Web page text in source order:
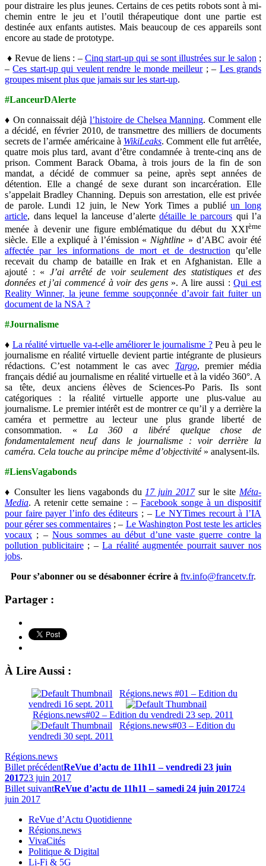
pour distraire les plus jeunes. Certains de ces petits robots sont à mi-
chemin entre le jeu et l’outil thérapeutique dont une partie est
destinée aux enfants autistes. Mais beaucoup de ces appareils sont
encore au stade de prototype.
♦ Revue de liens : – Cinq start-up qui se sont illustrées sur le salon ;
–Ces start-up qui veulent rendre le monde meilleur; – Les grands
groupes misent plus que jamais sur les start-up.
#LanceurDAlerte
♦ On connaissait déjà l’histoire de Chelsea Manning. Comment elle
a décidé, en février 2010, de transmettre des milliers de documents
secrets de l’armée américaine à WikiLeaks. Comment elle fut arrêtée,
quatre mois plus tard, avant d’être condamnée à trente-cinq ans de
prison. Comment Barack Obama, à trois jours de la fin de son
mandat, a décidé de commuer sa peine, après sept années de
détention. Elle a changé de sexe durant son incarcération. Elle
s’appelait Bradley Channing. Depuis son arrestation, elle est privée
de parole. Lundi 12 juin, le New York Times a publiéun long
article, dans lequel la lanceuse d’alerte détaille le parcours qui l’a
menée à devenir une figure emblématique du début du XXIème
siècle. Elle a expliqué à l’émission «Nightline » d’ABC avoir été
affectée par les informations de mort et de destructionqu’elle
recevait du champ de bataille en Irak et en Afghanistan. Elle a
ajouté : « J’ai arrêté de voir seulement des statistiques et des
données et j’ai commencé à voir des gens». A lire aussi :Qui est
Reality Winner, la jeune femme soupçonnée d’avoir fait fuiter un
document de la NSA ?
#Journalisme
♦ La réalité virtuelle va-t-elle améliorer le journalisme ?Peu à peu le
journalisme en réalité virtuelle devient partie intégrante de plusieurs
rédactions. C’est notamment le cas avec Targo, premier média
français dédié au journalisme en réalité virtuelle et à la vidéo 360°. A
sa tête, deux anciens élèves de Sciences-Po Paris. Ils sont
catégoriques : la réalité virtuelle apporte une plus-value au
journalisme. Le premier intérêt est de montrer ce qu’il y a derrière la
caméra et permettre au lecteur une plus grande liberté de
consommation. « La 360 a libéré quelque chose de
fondamentalement neuf dans le journalisme : voir derrière la
caméra. Cela touche au principe même d’objectivité » analysent-ils.
#LiensVagabonds
♦ Consulter les liens vagabonds du17 juin 2017sur le siteMéta-
Media. A retenir cette semaine : – Facebook songe à un dispositif
pour faire payer l’info des éditeurs ; –Le NYTimes recourt à l’IA
pour gérer ses commentaires ; – Le Washington Post teste les articles
vocaux ; –Nous sommes au début d’une vaste guerre contre la
pollution publicitaire; –La réalité augmentée pourrait sauver nos
jobs.
Pour s’abonner ou se désabonner écrire à ftv.info@francetv.fr.
Partager :
À Lire Aussi :
Régions.news #01 – Edition du
vendredi 16 sept. 2011
Régions.news#02 – Edition du vendredi 23 sep. 2011
Régions.news#03 – Edition du
vendredi 30 sept. 2011
Régions.news
Billet précédentReVue d’actu de 11h11 – vendredi 23 juin
201723 juin 2017
Billet suivantReVue d’actu de 11h11 – samedi 24 juin 201724
juin 2017
ReVue d’Actu Quotidienne
Régions.news
VivaCités
Politique & Digital
Li-Fi & 5G